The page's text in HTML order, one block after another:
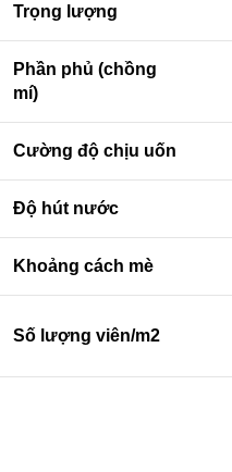
Trọng lượng
Phần phủ (chồng
mí)
Cường độ chịu uốn
Độ hút nước
Khoảng cách mè
Số lượng viên/m2